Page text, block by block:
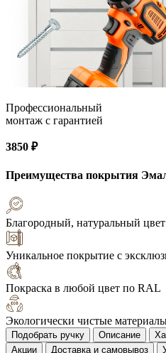
Профессиональный
монтаж с гарантией
3850 ₽
Преимущества покрытия
Благородный, натуральный
Уникальное покрытие с
Покраска в любой цвет по RAL
Экологически чистые
Подобрать ручку Описание
Акции
Доставка и самовывоз